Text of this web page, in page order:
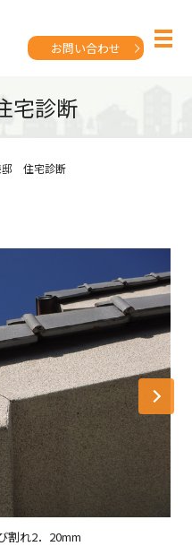
お問い合わせ
宅診断
邸 住宅診断
割れ2．20mm